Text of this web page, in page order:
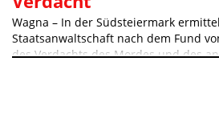
Wagna – In der Südsteiermark
Staatsanwaltschaft nach dem Fund
des Verdachts des Mordes und des